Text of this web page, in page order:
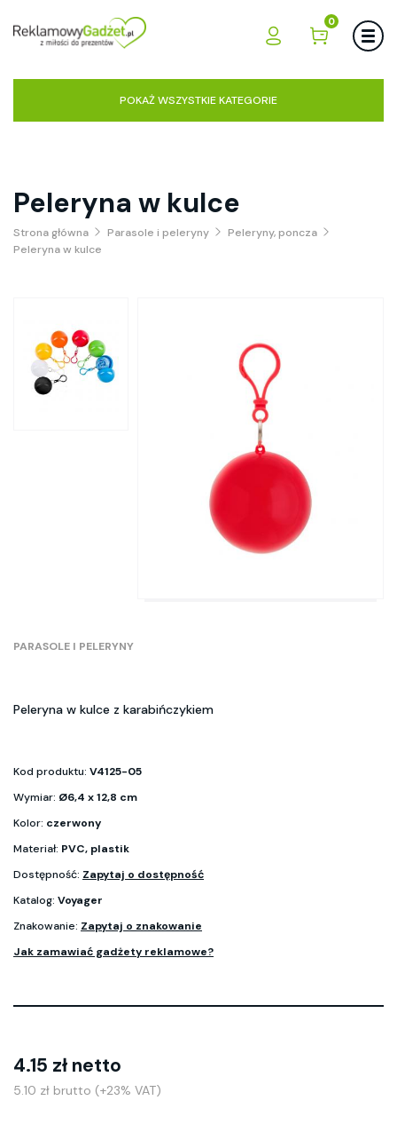
0
POKAŻ WSZYSTKIE KATEGORIE
Peleryna w kulce
Strona główna Parasole i peleryny
Peleryny, poncza
Peleryna w kulce
PARASOLE I PELERYNY
Peleryna w kulce z karabińczykiem
Kod produktu: V4125-05
Wymiar: Ø6,4 x 12,8 cm
Kolor: czerwony
Materiał: PVC, plastik
Dostępność: Zapytaj o dostępność
Katalog: Voyager
Znakowanie: Zapytaj o znakowanie
Jak zamawiać gadżety reklamowe?
4.15 zł netto
5.10 zł brutto (+23% VAT)